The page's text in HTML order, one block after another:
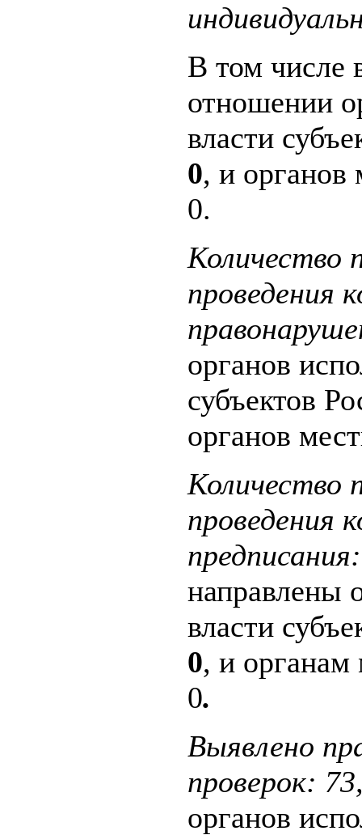
В том числе
отношении
власти
0, и органов
0.
Количество
проведения
органов
субъектов
органов
Количество
проведения
направлены
власти
0, и органам
0.
Выявлено
проверок:
органов